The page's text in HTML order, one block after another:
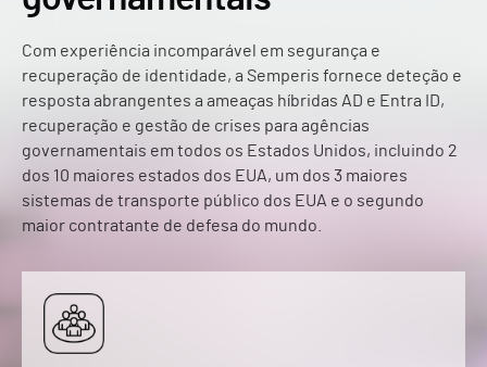
Com experiência incomparável em segurança e
recuperação de identidade, a Semperis fornece deteção e
resposta abrangentes a ameaças híbridas AD e Entra ID,
recuperação e gestão de crises para agências
governamentais em todos os Estados Unidos, incluindo 2
dos 10 maiores estados dos EUA, um dos 3 maiores
sistemas de transporte público dos EUA e o segundo
maior contratante de defesa do mundo.